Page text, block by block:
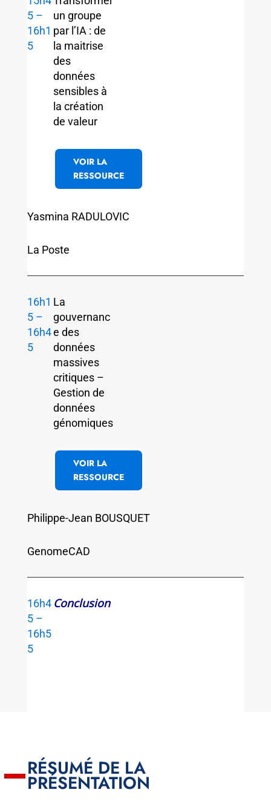
5 –
16h1
5
un groupe
par l’IA : de
la maitrise
des
données
sensibles à
la création
de valeur
VOIR LA
RESSOURCE
Yasmina RADULOVIC
La Poste
16h1
5 –
16h4
5
La
gouvernanc
e des
données
massives
critiques –
Gestion de
données
génomiques
VOIR LA
RESSOURCE
Philippe-Jean BOUSQUET
GenomeCAD
16h4
5 –
16h5
5
Conclusion
RÉSUMÉ DE LA
PRÉSENTATION